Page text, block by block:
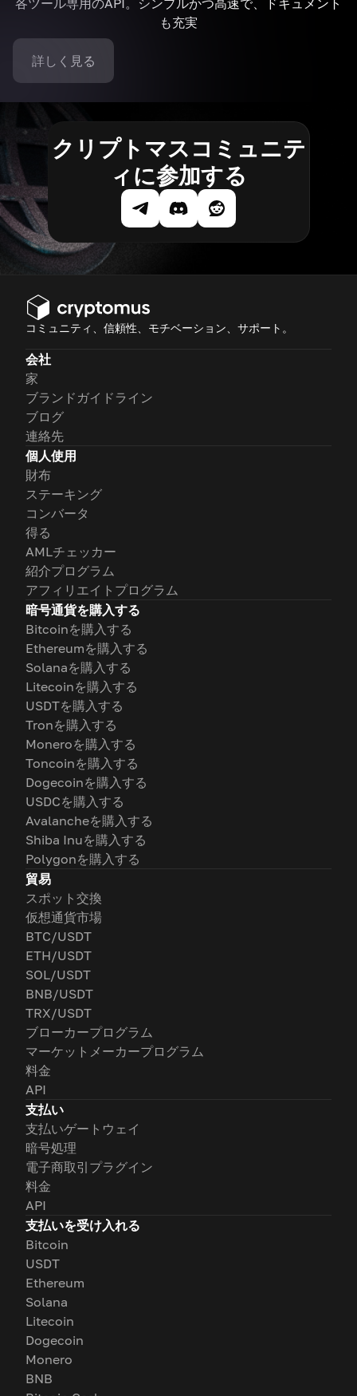
各ツール専用のAPI。シンプルかつ高速で、ドキュメント
も充実
詳しく見る
クリプトマスコミュニテ
ィに参加する
コミュニティ、信頼性、モチベーション、サポート。
会社
家
ブランドガイドライン
ブログ
連絡先
個人使用
財布
ステーキング
コンバータ
得る
AMLチェッカー
紹介プログラム
アフィリエイトプログラム
暗号通貨を購入する
Bitcoinを購入する
Ethereumを購入する
Solanaを購入する
Litecoinを購入する
USDTを購入する
Tronを購入する
Moneroを購入する
Toncoinを購入する
Dogecoinを購入する
USDCを購入する
Avalancheを購入する
Shiba Inuを購入する
Polygonを購入する
貿易
スポット交換
仮想通貨市場
BTC/USDT
ETH/USDT
SOL/USDT
BNB/USDT
TRX/USDT
ブローカープログラム
マーケットメーカープログラム
料金
API
支払い
支払いゲートウェイ
暗号処理
電子商取引プラグイン
料金
API
支払いを受け入れる
Bitcoin
USDT
Ethereum
Solana
Litecoin
Dogecoin
Monero
BNB